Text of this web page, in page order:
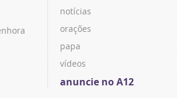
notícias
orações
papa
vídeos
anuncie no A12